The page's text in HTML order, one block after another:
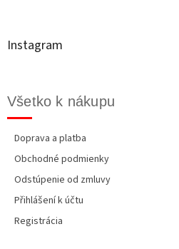
Instagram
Všetko k nákupu
Doprava a platba
Obchodné podmienky
Odstúpenie od zmluvy
Přihlášení k účtu
Registrácia